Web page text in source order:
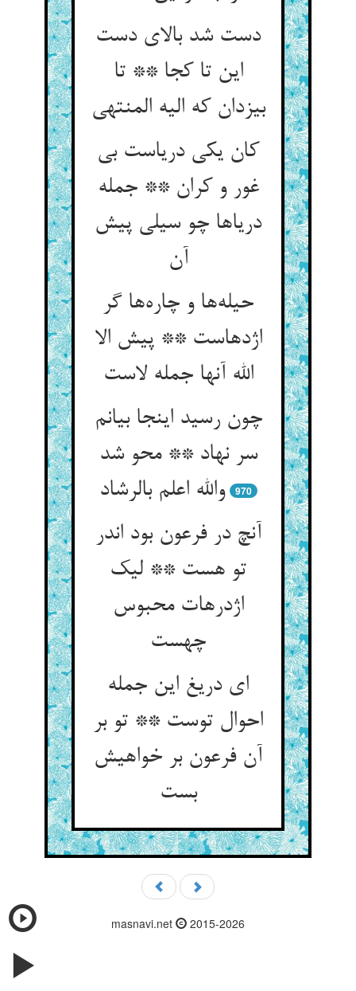
دست شد بالای دست
این تا کجا ** تا
بیزدان که الیه المنتهی
کان یکی دریاست بی
غور و کران ** جمله
دریاها چو سیلی پیش
آن
حیله‌ها و چاره‌ها گر
اژدهاست ** پیش الا
الله آنها جمله لاست
چون رسید اینجا بیانم
سر نهاد ** محو شد
والله اعلم بالرشاد
970
آنچ در فرعون بود اندر
تو هست ** لیک
اژدرهات محبوس
چهست
ای دریغ این جمله
احوال توست ** تو بر
آن فرعون بر خواهیش
بست
masnavi.net 2015-2026